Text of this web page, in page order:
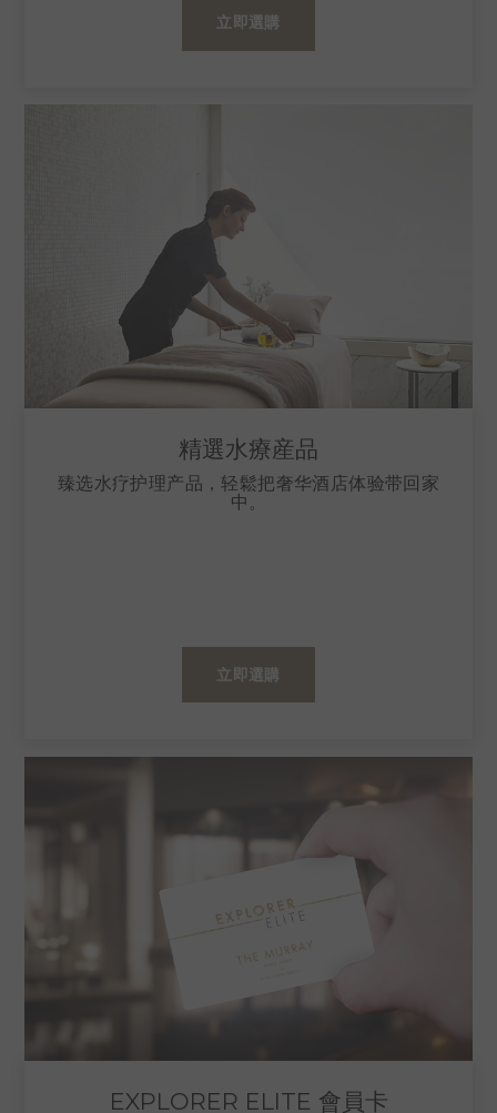
立即選購
精選水療産品
臻选水疗护理产品，轻鬆把奢华酒店体验带回家
中。
立即選購
EXPLORER ELITE 會員卡